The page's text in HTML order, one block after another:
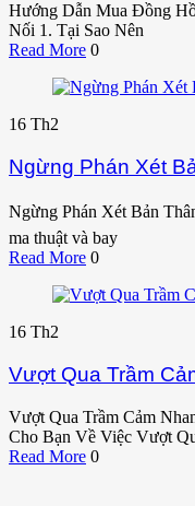
Hướng Dẫn Mua Đồng
Nối 1. Tại Sao Nên
Read More 0
16 Th2
Ngừng Phán Xét
Ngừng Phán Xét Bản
ma thuật và bay
Read More 0
16 Th2
Vượt Qua Trầm
Vượt Qua Trầm Cảm
Cho Bạn Về Việc Vượt
Read More 0